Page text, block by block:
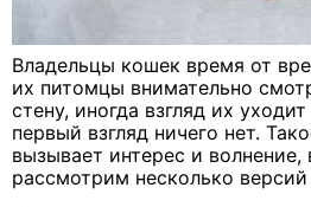
Владельцы кошек время от
их питомцы внимательно
стену, иногда взгляд их
первый взгляд ничего нет.
вызывает интерес и волнение,
рассмотрим несколько